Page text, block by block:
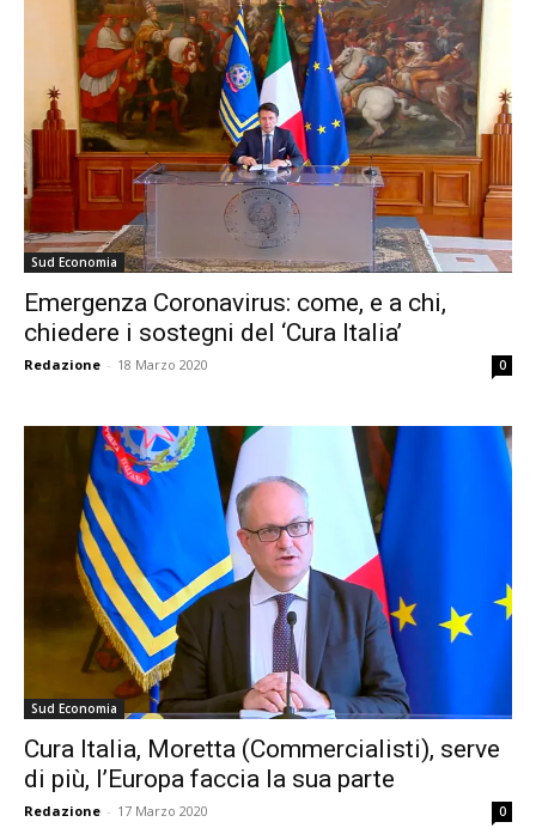
Sud Economia
Emergenza Coronavirus: come, e a chi,
chiedere i sostegni del ‘Cura Italia’
Redazione - 18 Marzo 2020 0
Sud Economia
Cura Italia, Moretta (Commercialisti), serve
di più, l’Europa faccia la sua parte
Redazione - 17 Marzo 2020 0